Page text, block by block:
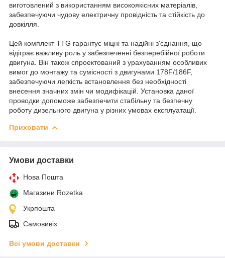
виготовлений з використанням високоякісних матеріалів,
забезпечуючи чудову електричну провідність та стійкість до
довкілля.
Цей комплект TTG гарантує міцні та надійні з'єднання, що
відіграє важливу роль у забезпеченні безперебійної роботи
двигуна. Він також спроектований з урахуванням особливих
вимог до монтажу та сумісності з двигунами 178F/186F,
забезпечуючи легкість встановлення без необхідності
внесення значних змін чи модифікацій. Установка даної
проводки допоможе забезпечити стабільну та безпечну
роботу дизельного двигуна у різних умовах експлуатації.
Приховати
Умови доставки
Нова Пошта
Магазини Rozetka
Укрпошта
Самовивіз
Всі умови доставки